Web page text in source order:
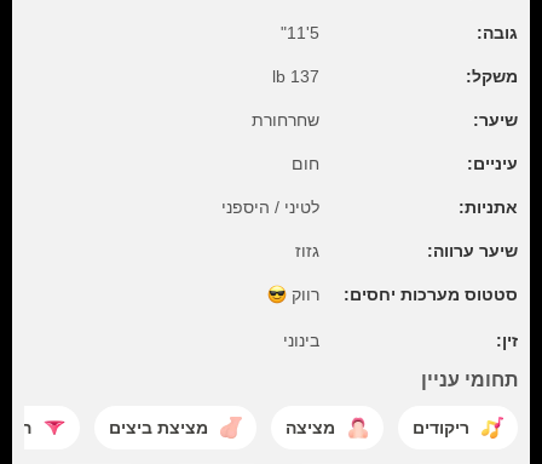
גובה: 5'11"
משקל: 137 lb
שיער: שחרחורת
עיניים: חום
אתניות: לטיני / היספני
שיער ערווה: גזוז
סטטוס מערכות יחסים: רווק
זין: בינוני
תחומי עניין
ריקודים מציצה מציצת ביצים